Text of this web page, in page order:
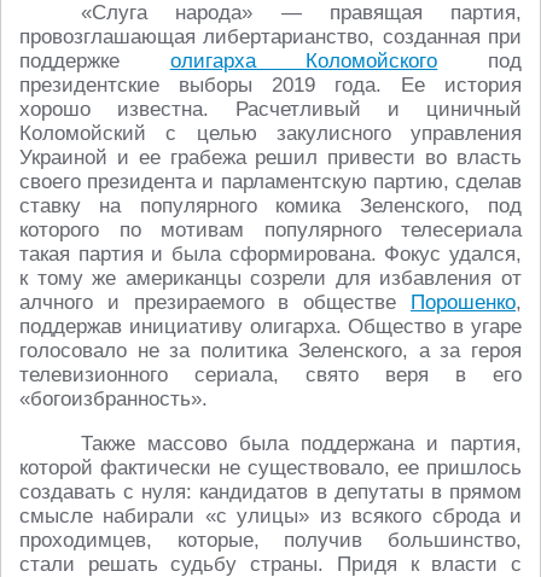
«Слуга народа» ― правящая партия,
провозглашающая либертарианство, созданная при
поддержке олигарха Коломойского под
президентские выборы 2019 года. Ее история
хорошо известна. Расчетливый и циничный
Коломойский с целью закулисного управления
Украиной и ее грабежа решил привести во власть
своего президента и парламентскую партию, сделав
ставку на популярного комика Зеленского, под
которого по мотивам популярного телесериала
такая партия и была сформирована. Фокус удался,
к тому же американцы созрели для избавления от
алчного и презираемого в обществе Порошенко,
поддержав инициативу олигарха. Общество в угаре
голосовало не за политика Зеленского, а за героя
телевизионного сериала, свято веря в его
«богоизбранность».
Также массово была поддержана и партия,
которой фактически не существовало, ее пришлось
создавать с нуля: кандидатов в депутаты в прямом
смысле набирали «с улицы» из всякого сброда и
проходимцев, которые, получив большинство,
стали решать судьбу страны. Придя к власти с